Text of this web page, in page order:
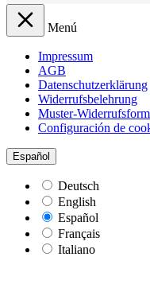
Menú
Impressum
AGB
Datenschutzerklärung
Widerrufsbelehrung
Muster-
Configuración de
Español
Deutsch
English
Español
Français
Italiano